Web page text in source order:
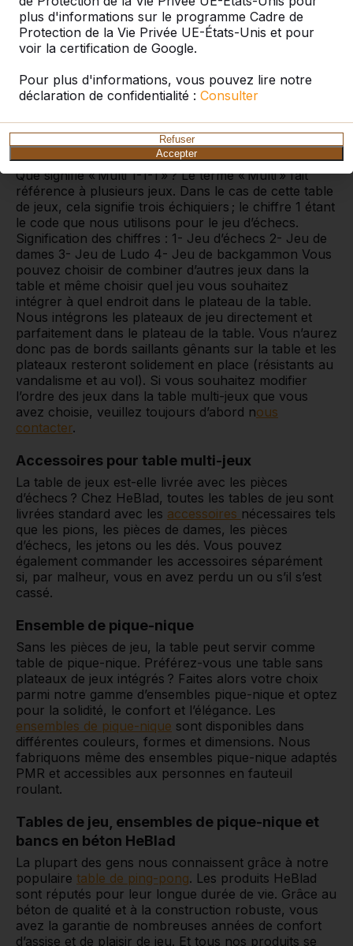
plus d'informations sur le programme Cadre de
Protection de la Vie Privée UE-États-Unis et pour
voir la certification de Google.
Pour plus d'informations, vous pouvez lire notre
déclaration de confidentialité : Consulter
Refuser
Accepter
pouvant facilement accueillir six personnes, cette
table permet à trois couples de faire une partie
d’échecs. Vous pouvez choisir vous-même les
plateaux de jeu que vous souhaitez intégrer dans
multi-jeux pour d’autres variantes avec différents
jeux.
Que signifient les chiffres de la table multi-
jeux ?
Que signifie « Multi 1-1-1 » ? Le terme « Multi » fait
référence à plusieurs jeux. Dans le cas de cette table
de jeux, cela signifie trois échiquiers ; le chiffre 1 étant
le code que nous utilisons pour le jeu d’échecs.
Signification des chiffres : 1- Jeu d’échecs 2- Jeu de
dames 3- Jeu de Ludo 4- Jeu de backgammon Vous
pouvez choisir de combiner d’autres jeux dans la
table et même choisir quel jeu vous souhaitez
intégrer à quel endroit dans le plateau de la table.
Nous intégrons les plateaux de jeu directement et
parfaitement dans le plateau de la table. Vous n’aurez
donc pas de bords saillants gênants sur la table et les
plateaux resteront solidement en place (résistants au
vandalisme et au vol). Si vous souhaitez modifier
l’ordre des jeux dans la table multi-jeux que vous
avez choisie, veuillez toujours d’abord nous
contacter.
Accessoires pour table multi-jeux
La table de jeux est-elle livrée avec les pièces
d’échecs ? Chez HeBlad, toutes les tables de jeu sont
livrées standard avec les accessoires nécessaires tels
que les pions, les pièces de dames, les pièces
d’échecs, les jetons ou les dés. Vous pouvez
également commander les accessoires séparément
si, par malheur, vous en avez perdu un ou s’il s’est
cassé.
Ensemble de pique-nique
Sans les pièces de jeu, la table peut servir comme
table de pique-nique. Préférez-vous une table sans
plateaux de jeux intégrés ? Faites alors votre choix
parmi notre gamme d’ensembles pique-nique et optez
pour la solidité, le confort et l’élégance. Les
ensembles de pique-nique sont disponibles dans
différentes couleurs, formes et dimensions. Nous
fabriquons même des ensembles pique-nique adaptés
PMR et accessibles aux personnes en fauteuil
roulant.
Tables de jeu, ensembles de pique-nique et
bancs en béton HeBlad
La plupart des gens nous connaissent grâce à notre
populaire table de ping-pong. Les produits HeBlad
sont réputés pour leur longue durée de vie. Grâce au
béton de qualité et à la construction robuste, vous
avez la garantie de nombreuses années de confort
d’assise et de plaisir de jeu. Et tous nos produits se